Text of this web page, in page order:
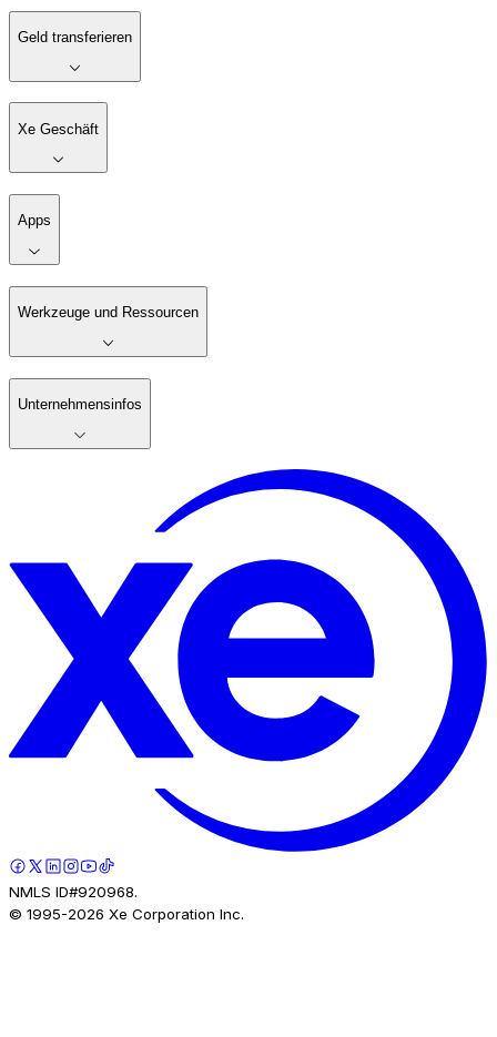
Geld transferieren
Xe Geschäft
Apps
Werkzeuge und Ressourcen
Unternehmensinfos
NMLS ID#920968.
© 1995-2026 Xe Corporation Inc.